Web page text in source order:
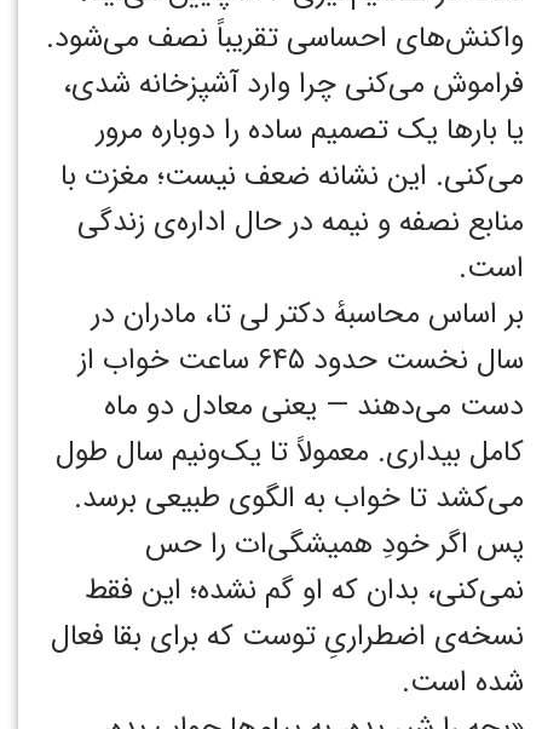
واکنش‌های احساسی تقریباً نصف می‌شود.
فراموش می‌کنی چرا وارد آشپزخانه شدی،
یا بارها یک تصمیم ساده را دوباره مرور
می‌کنی. این نشانه ضعف نیست؛ مغزت با
منابع نصفه و نیمه در حال اداره‌ی زندگی
است.
بر اساس محاسبهٔ دکتر لی تا، مادران در
سال نخست حدود ۶۴۵ ساعت خواب از
دست می‌دهند — یعنی معادل دو ماه
کامل بیداری. معمولاً تا یک‌ونیم سال طول
می‌کشد تا خواب به الگوی طبیعی برسد.
پس اگر خودِ همیشگی‌ات را حس
نمی‌کنی، بدان که او گم نشده؛ این فقط
نسخه‌ی اضطراریِ توست که برای بقا فعال
شده است.